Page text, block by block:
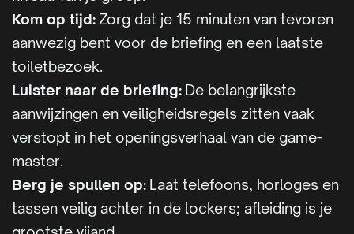
Kom op tijd:Zorg dat je 15 minuten van tevoren
aanwezig bent voor de briefing en een laatste
toiletbezoek.
Luister naar de briefing: De belangrijkste
aanwijzingen en veiligheidsregels zitten vaak
verstopt in het openingsverhaal van de game-
master.
Berg je spullen op: Laat telefoons, horloges en
tassen veilig achter in de lockers; afleiding is je